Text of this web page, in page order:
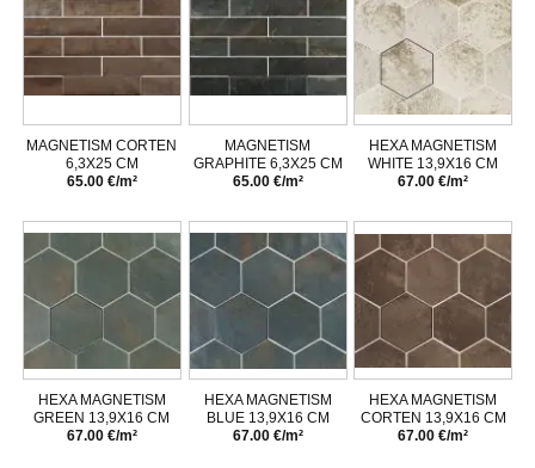
MAGNETISM CORTEN
6,3X25 CM
65.00 €/m²
MAGNETISM
GRAPHITE 6,3X25 CM
65.00 €/m²
HEXA MAGNETISM
WHITE 13,9X16 CM
67.00 €/m²
HEXA MAGNETISM
GREEN 13,9X16 CM
67.00 €/m²
HEXA MAGNETISM
BLUE 13,9X16 CM
67.00 €/m²
HEXA MAGNETISM
CORTEN 13,9X16 CM
67.00 €/m²